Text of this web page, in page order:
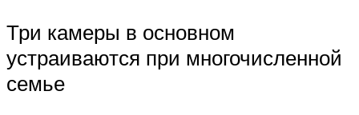
Три камеры в основном
устраиваются при многочисленной
семье